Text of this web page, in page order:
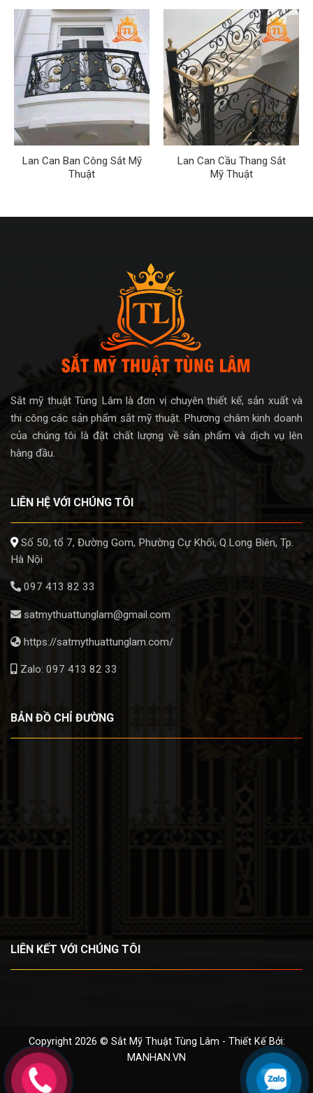
Lan Can Ban Công Sắt Mỹ
Thuật
Lan Can Cầu Thang Sắt
Mỹ Thuật
Sắt mỹ thuật Tùng Lâm là đơn vị chuyên thiết kế, sản xuất và
thi công các sản phẩm sắt mỹ thuật. Phương châm kinh doanh
của chúng tôi là đặt chất lượng về sản phẩm và dịch vụ lên
hàng đầu.
LIÊN HỆ VỚI CHÚNG TÔI
Số 50, tổ 7, Đường Gom, Phường Cự Khối, Q.Long Biên, Tp.
Hà Nội
097 413 82 33
satmythuattunglam@gmail.com
https://satmythuattunglam.com/
Zalo: 097 413 82 33
BẢN ĐỒ CHỈ ĐƯỜNG
LIÊN KẾT VỚI CHÚNG TÔI
Copyright 2026 © Sắt Mỹ Thuật Tùng Lâm - Thiết Kế Bởi:
MANHAN.VN